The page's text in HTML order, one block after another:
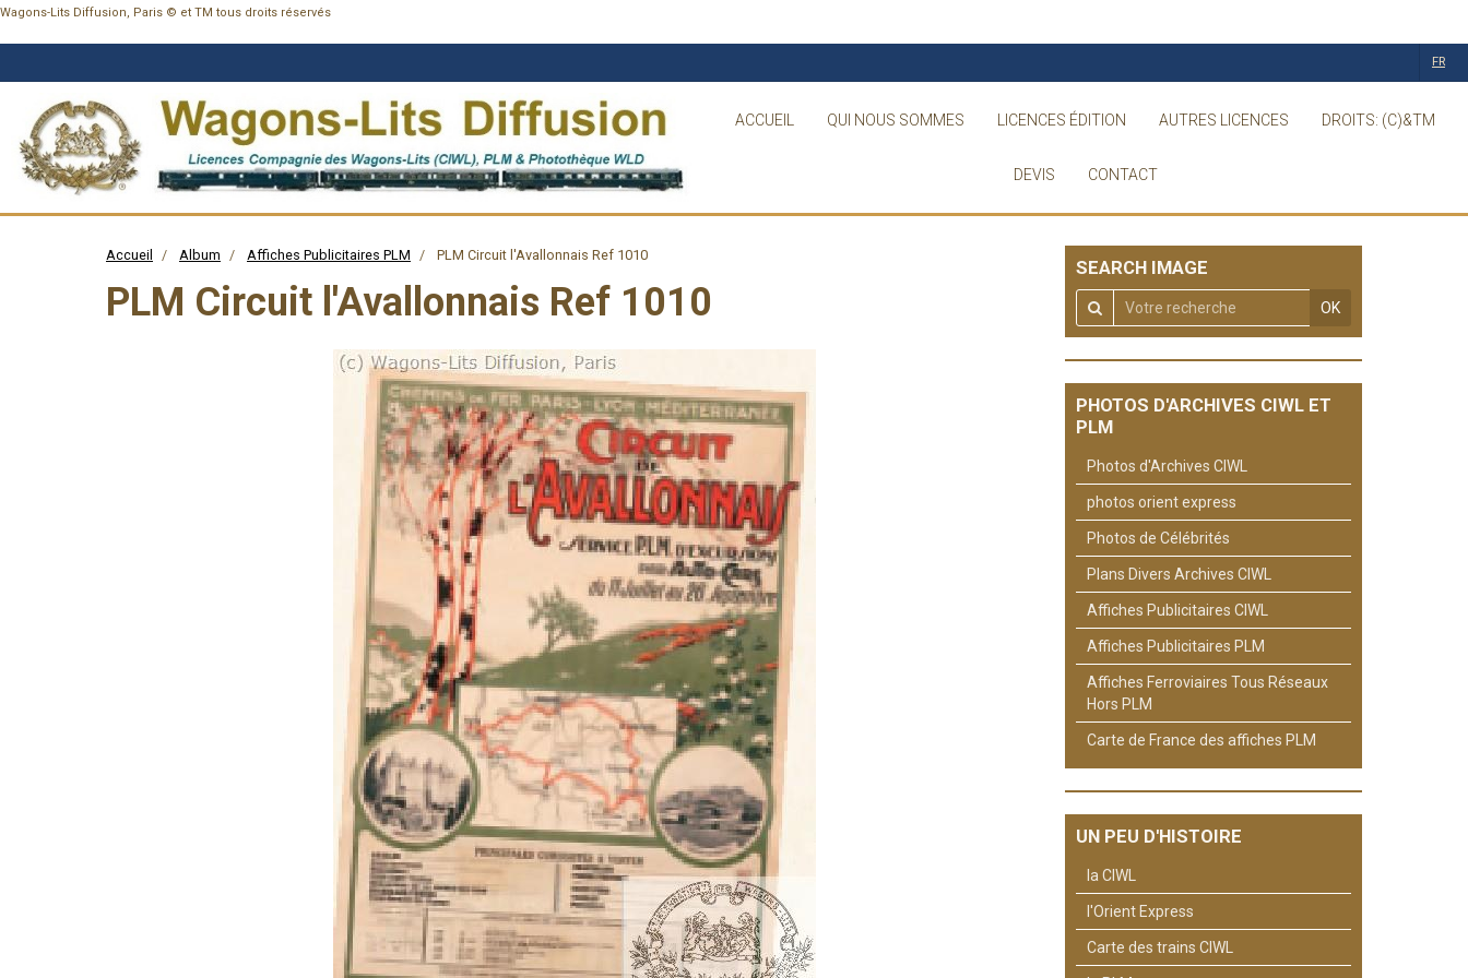
Wagons-Lits Diffusion, Paris © et TM tous droits réservés
ACCUEIL QUI NOUS SOMMES LICENCES ÉDITION AUTRES LICENCES DROITS: (C)&TM
DEVIS CONTACT
FR
Accueil Album Affiches Publicitaires PLM PLM Circuit l'Avallonnais Ref 1010
PLM Circuit l'Avallonnais Ref 1010
SEARCH IMAGE
OK
PHOTOS D'ARCHIVES CIWL ET
PLM
Photos d'Archives CIWL
photos orient express
Photos de Célébrités
Plans Divers Archives CIWL
Affiches Publicitaires CIWL
Affiches Publicitaires PLM
Affiches Ferroviaires Tous Réseaux
Hors PLM
Carte de France des affiches PLM
UN PEU D'HISTOIRE
la CIWL
l'Orient Express
Carte des trains CIWL